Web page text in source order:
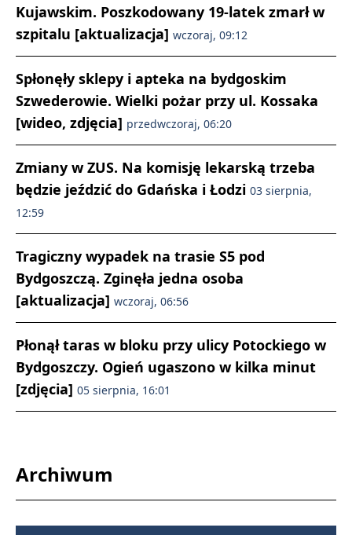
Kujawskim. Poszkodowany 19-latek zmarł w
szpitalu [aktualizacja] wczoraj, 09:12
Spłonęły sklepy i apteka na bydgoskim
Szwederowie. Wielki pożar przy ul. Kossaka
[wideo, zdjęcia] przedwczoraj, 06:20
Zmiany w ZUS. Na komisję lekarską trzeba
będzie jeździć do Gdańska i Łodzi 03 sierpnia,
12:59
Tragiczny wypadek na trasie S5 pod
Bydgoszczą. Zginęła jedna osoba
[aktualizacja] wczoraj, 06:56
Płonął taras w bloku przy ulicy Potockiego w
Bydgoszczy. Ogień ugaszono w kilka minut
[zdjęcia] 05 sierpnia, 16:01
Archiwum